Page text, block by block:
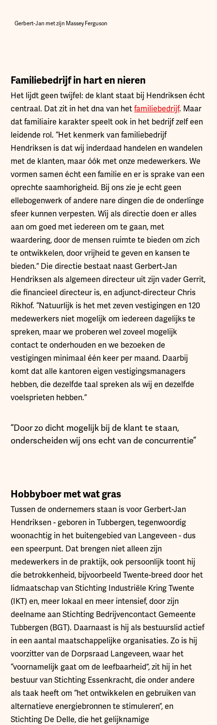
Gerbert-Jan met zijn Massey Ferguson
Familiebedrijf in hart en nieren
Het lijdt geen twijfel: de klant staat bij Hendriksen écht
centraal. Dat zit in het dna van hetfamiliebedrijf. Maar
dat familiaire karakter speelt ook in het bedrijf zelf een
leidende rol. “Het kenmerk van familiebedrijf
Hendriksen is dat wij inderdaad handelen en wandelen
met de klanten, maar óók met onze medewerkers. We
vormen samen écht een familie en er is sprake van een
oprechte saamhorigheid. Bij ons zie je echt geen
ellebogenwerk of andere nare dingen die de onderlinge
sfeer kunnen verpesten. Wij als directie doen er alles
aan om goed met iedereen om te gaan, met
waardering, door de mensen ruimte te bieden om zich
te ontwikkelen, door vrijheid te geven en kansen te
bieden.” Die directie bestaat naast Gerbert-Jan
Hendriksen als algemeen directeur uit zijn vader Gerrit,
die financieel directeur is, en adjunct-directeur Chris
Rikhof. “Natuurlijk is het met zeven vestigingen en 120
medewerkers niet mogelijk om iedereen dagelijks te
spreken, maar we proberen wel zoveel mogelijk
contact te onderhouden en we bezoeken de
vestigingen minimaal één keer per maand. Daarbij
komt dat alle kantoren eigen vestigingsmanagers
hebben, die dezelfde taal spreken als wij en dezelfde
voelsprieten hebben.”
“Door zo dicht mogelijk bij de klant te staan,
onderscheiden wij ons echt van de concurrentie”
Hobbyboer met wat gras
Tussen de ondernemers staan is voor Gerbert-Jan
Hendriksen - geboren in Tubbergen, tegenwoordig
woonachtig in het buitengebied van Langeveen - dus
een speerpunt. Dat brengen niet alleen zijn
medewerkers in de praktijk, ook persoonlijk toont hij
die betrokkenheid, bijvoorbeeld Twente-breed door het
lidmaatschap van Stichting Industriële Kring Twente
(IKT) en, meer lokaal en meer intensief, door zijn
deelname aan Stichting Bedrijvencontact Gemeente
Tubbergen (BGT). Daarnaast is hij als bestuurslid actief
in een aantal maatschappelijke organisaties. Zo is hij
voorzitter van de Dorpsraad Langeveen, waar het
“voornamelijk gaat om de leefbaarheid”, zit hij in het
bestuur van Stichting Essenkracht, die onder andere
als taak heeft om “het ontwikkelen en gebruiken van
alternatieve energiebronnen te stimuleren”, en
Stichting De Delle, die het gelijknamige